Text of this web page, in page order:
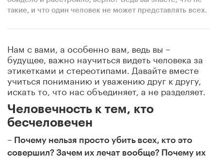
такие, и что один человек не может представлять всех.
Нам с вами, а особенно вам, ведь вы –
будущее, важно научиться видеть человека за
этикетками и стереотипами. Давайте вместе
учиться пониманию и уважению друг к другу,
искать то, что нас объединяет, а не разделяет.
Человечность к тем, кто
бесчеловечен
– Почему нельзя просто убить всех, кто это
совершил? Зачем их лечат вообще? Почему их